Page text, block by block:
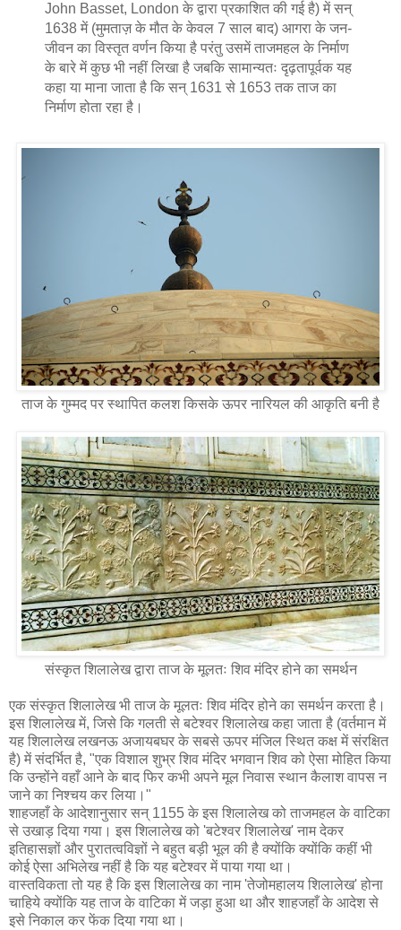
John Basset, London के द्वारा प्रकाशित की गई है) में सन्
1638 में (मुमताज़ के मौत के केवल 7 साल बाद) आगरा के जन-
जीवन का विस्तृत वर्णन किया है परंतु उसमें ताजमहल के निर्माण
के बारे में कुछ भी नहीं लिखा है जबकि सामान्यतः दृढ़तापूर्वक यह
कहा या माना जाता है कि सन् 1631 से 1653 तक ताज का
निर्माण होता रहा है।
ताज के गुम्मद पर स्थापित कलश किसके ऊपर नारियल की आकृति बनी है
संस्कृत शिलालेख द्वारा ताज के मूलतः शिव मंदिर होने का समर्थन
एक संस्कृत शिलालेख भी ताज के मूलतः शिव मंदिर होने का समर्थन करता है।
इस शिलालेख में, जिसे कि गलती से बटेश्वर शिलालेख कहा जाता है (वर्तमान में
यह शिलालेख लखनऊ अजायबघर के सबसे ऊपर मंजिल स्थित कक्ष में संरक्षित
है) में संदर्भित है, "एक विशाल शुभ्र शिव मंदिर भगवान शिव को ऐसा मोहित किया
कि उन्होंने वहाँ आने के बाद फिर कभी अपने मूल निवास स्थान कैलाश वापस न
जाने का निश्चय कर लिया।"
शाहजहाँ के आदेशानुसार सन् 1155 के इस शिलालेख को ताजमहल के वाटिका
से उखाड़ दिया गया। इस शिलालेख को 'बटेश्वर शिलालेख' नाम देकर
इतिहासज्ञों और पुरातत्वविज्ञों ने बहुत बड़ी भूल की है क्योंकि क्योंकि कहीं भी
कोई ऐसा अभिलेख नहीं है कि यह बटेश्वर में पाया गया था।
वास्तविकता तो यह है कि इस शिलालेख का नाम 'तेजोमहालय शिलालेख' होना
चाहिये क्योंकि यह ताज के वाटिका में जड़ा हुआ था और शाहजहाँ के आदेश से
इसे निकाल कर फेंक दिया गया था।